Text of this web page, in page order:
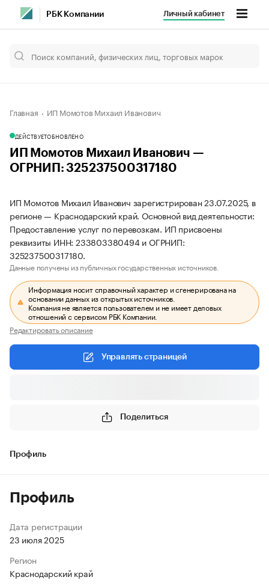
РБК Компании Личный кабинет
Главная ИП Момотов Михаил Иванович
ДЕЙСТВУЕТОБНОВЛЕНО
ИП Момотов Михаил Иванович —
ОГРНИП: 325237500317180
ИП Момотов Михаил Иванович зарегистрирован 23.07.2025, в
регионе — Краснодарский край. Основной вид деятельности:
Предоставление услуг по перевозкам. ИП присвоены
реквизиты ИНН: 233803380494 и ОГРНИП:
325237500317180.
Данные получены из публичных государственных источников.
Информация носит справочный характер и сгенерирована на
основании данных из открытых источников.
Компания не является пользователем и не имеет деловых
отношений с сервисом РБК Компании.
Редактировать описание
Управлять страницей
Поделиться
Профиль
Профиль
Дата регистрации
23 июля 2025
Регион
Краснодарский край